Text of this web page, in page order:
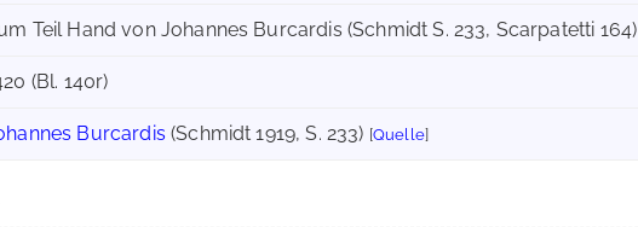
Teil Hand von Johannes Burcardis (Schmidt S. 233, Scarpatetti 164)
(Bl. 140r)
Burcardis (Schmidt 1919, S. 233) [Quelle]